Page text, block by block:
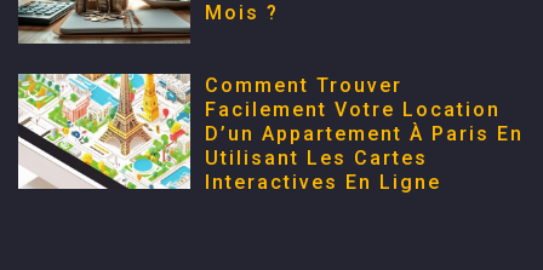
Mois ?
Comment Trouver
Facilement Votre Location
D’un Appartement À Paris En
Utilisant Les Cartes
Interactives En Ligne